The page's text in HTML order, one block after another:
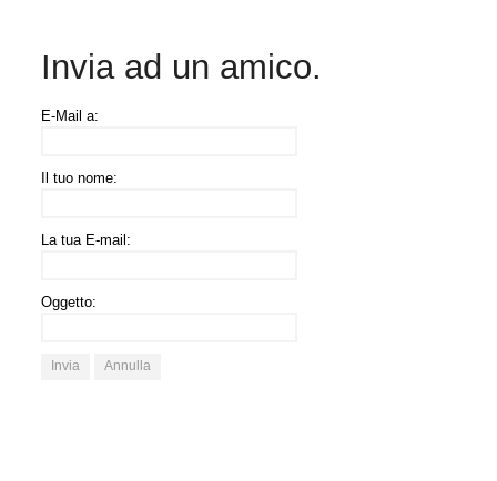
Invia ad un amico.
E-Mail a:
Il tuo nome:
La tua E-mail:
Oggetto:
Invia Annulla